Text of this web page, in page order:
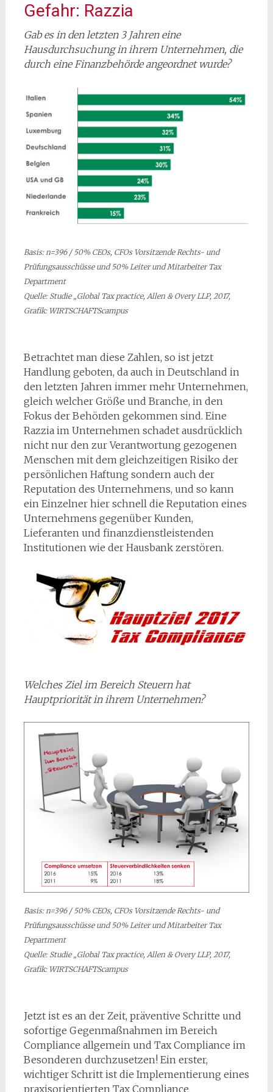
Gefahr: Razzia
Gab es in den letzten 3 Jahren eine
Hausdurchsuchung in ihrem Unternehmen, die
durch eine Finanzbehörde angeordnet wurde?
Basis: n=396 / 50% CEOs, CFOs Vorsitzende Rechts- und
Prüfungsausschüsse und 50% Leiter und Mitarbeiter Tax
Department
Quelle: Studie „Global Tax practice, Allen & Overy LLP, 2017,
Grafik: WIRTSCHAFTScampus
Betrachtet man diese Zahlen, so ist jetzt
Handlung geboten, da auch in Deutschland in
den letzten Jahren immer mehr Unternehmen,
gleich welcher Größe und Branche, in den
Fokus der Behörden gekommen sind. Eine
Razzia im Unternehmen schadet ausdrücklich
nicht nur den zur Verantwortung gezogenen
Menschen mit dem gleichzeitigen Risiko der
persönlichen Haftung sondern auch der
Reputation des Unternehmens, und so kann
ein Einzelner hier schnell die Reputation eines
Unternehmens gegenüber Kunden,
Lieferanten und finanzdienstleistenden
Institutionen wie der Hausbank zerstören.
Welches Ziel im Bereich Steuern hat
Hauptpriorität in ihrem Unternehmen?
Basis: n=396 / 50% CEOs, CFOs Vorsitzende Rechts- und
Prüfungsausschüsse und 50% Leiter und Mitarbeiter Tax
Department
Quelle: Studie „Global Tax practice, Allen & Overy LLP, 2017,
Grafik: WIRTSCHAFTScampus
Jetzt ist es an der Zeit, präventive Schritte und
sofortige Gegenmaßnahmen im Bereich
Compliance allgemein und Tax Compliance im
Besonderen durchzusetzen! Ein erster,
wichtiger Schritt ist die Implementierung eines
praxisorientierten Tax Compliance